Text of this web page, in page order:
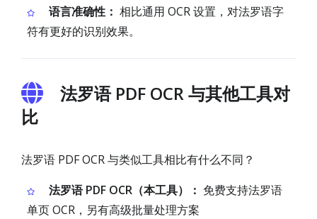
语言准确性： 相比通用 OCR 设置，对法罗语字
符有更好的识别效果。
法罗语 PDF OCR 与其他工具对
比
法罗语 PDF OCR 与类似工具相比有什么不同？
法罗语 PDF OCR（本工具）： 免费支持法罗语
单页 OCR，另有高级批量处理方案